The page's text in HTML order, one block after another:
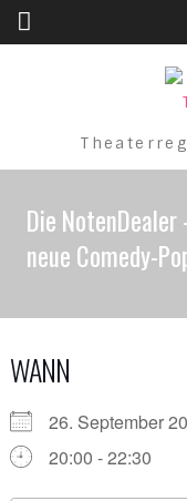
Skip to content
Die NotenDealer
neue Comedy-
WANN
26. September
20:00 - 22:30